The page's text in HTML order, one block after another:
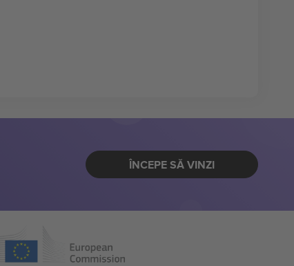
ÎNCEPE SĂ VINZI